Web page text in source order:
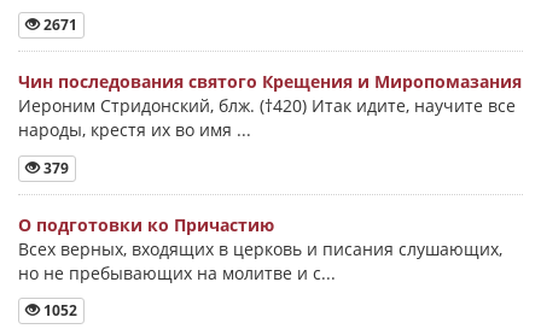
2671
Чин последования святого Крещения и Миропомазания
Иероним Стридонский, блж. (†420) Итак идите, научите все
народы, крестя их во имя ...
379
О подготовки ко Причастию
Всех верных, входящих в церковь и писания слушающих,
но не пребывающих на молитве и с...
1052